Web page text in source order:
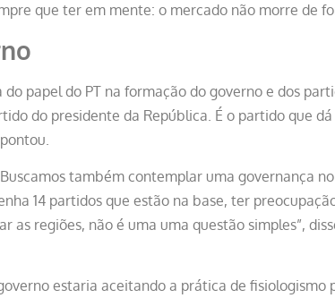
que ter em mente: o mercado não morre de
papel do PT na formação do governo e dos
do presidente da República. É o partido que
também contemplar uma governança
14 partidos que estão na base, ter
as regiões, não é uma uma questão simples”,
estaria aceitando a prática de fisiologismo